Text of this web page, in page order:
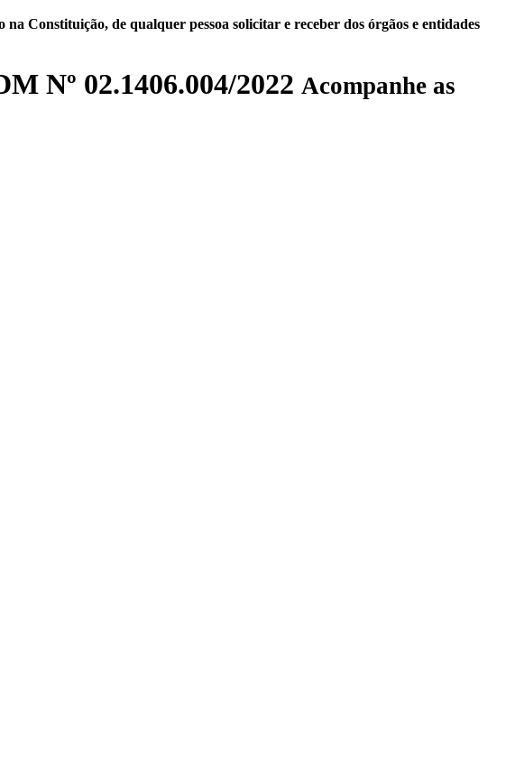
Constituição, de qualquer pessoa solicitar e receber dos órgãos e entidades
Nº 02.1406.004/2022 Acompanhe as